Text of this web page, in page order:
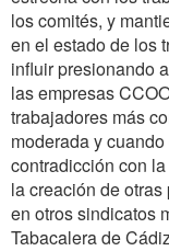
los comités, y
en el estado de los
influir presionando
las empresas
trabajadores más
moderada y
contradicción con
la creación de
en otros sindicatos
Tabacalera de